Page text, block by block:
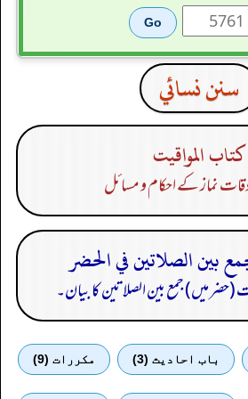
سنن نسائي
كتاب المواقيت
نماز کے احکام و مسائل
میں) جمع بین الصلاتین کا بیان۔
باب احادیث (3) مكررات (9)